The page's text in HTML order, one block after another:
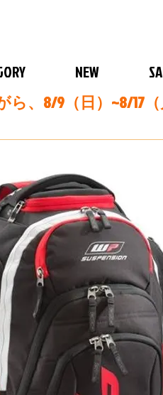
NEW
ら、8/9（日）~8/17